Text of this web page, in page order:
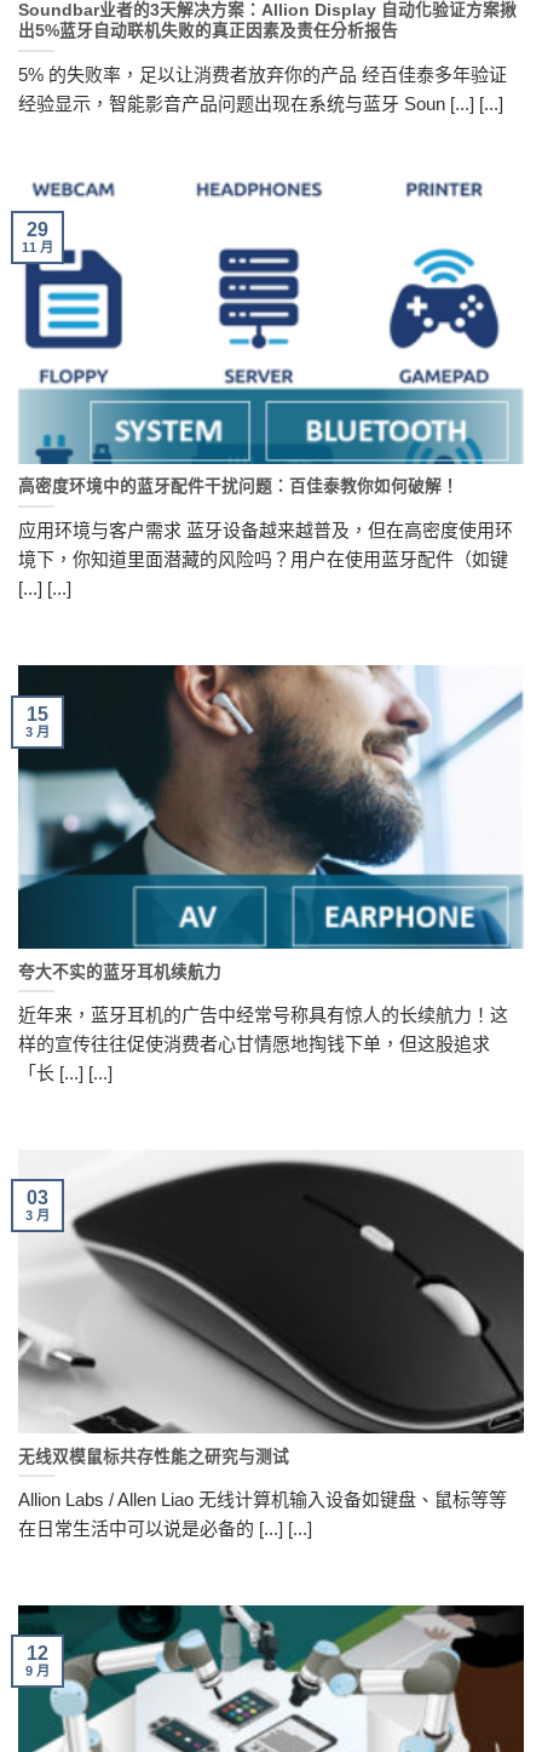
Soundbar业者的3天解决方案：Allion Display 自动化验证方案揪
出5%蓝牙自动联机失败的真正因素及责任分析报告
5% 的失败率，足以让消费者放弃你的产品 经百佳泰多年验证
经验显示，智能影音产品问题出现在系统与蓝牙 Soun [...] [...]
高密度环境中的蓝牙配件干扰问题：百佳泰教你如何破解！
应用环境与客户需求 蓝牙设备越来越普及，但在高密度使用环
境下，你知道里面潜藏的风险吗？用户在使用蓝牙配件（如键
[...] [...]
29
11 月
夸大不实的蓝牙耳机续航力
近年来，蓝牙耳机的广告中经常号称具有惊人的长续航力！这
样的宣传往往促使消费者心甘情愿地掏钱下单，但这股追求
「长 [...] [...]
15
3 月
无线双模鼠标共存性能之研究与测试
Allion Labs / Allen Liao 无线计算机输入设备如键盘、鼠标等等
在日常生活中可以说是必备的 [...] [...]
03
3 月
12
9 月